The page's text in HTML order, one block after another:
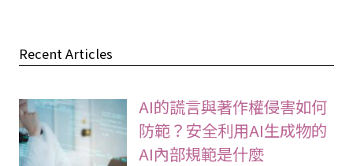
Recent Articles
AI的謊言與著作權侵害如何
防範？安全利用AI生成物的
AI內部規範是什麼